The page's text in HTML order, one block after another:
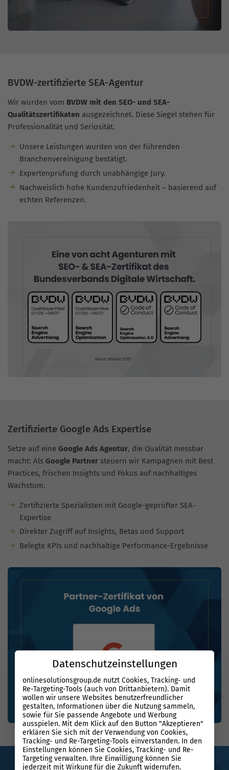
BVDW-zertifizierte SEA-Agentur
Wir wurden vom BVDW mit den SEO- und SEA-
Qualitätszertifikaten ausgezeichnet. Diese Siegel stehen für
Professionalität und Seriosität.
Unsere Leistungen wurden von der führenden
Branchenvereinigung bestätigt.
Expertenprüfung durch unabhängige Jury.
Nachweislich hohe Kundenzufriedenheit – basierend auf
echten Referenzen.
Zertifizierte Google Ads Expertise
Setze auf eine Google Ads Agentur, die Qualität messbar
macht: Als Google Partner steuern wir Kampagnen mit Best
Practices, frischen Insights und Fokus auf nachhaltiges
Wachstum.
Zertifizierte Spezialisten mit Google-geprüfter SEA-
Expertise
Direkter Zugriff auf Insights, Betas und Support
Belegte KPIs und nachhaltige Performance-Ergebnisse
Unsere Google Ads Experten für Gera
Datenschutzeinstellungen
onlinesolutionsgroup.de nutzt Cookies, Tracking- und
Re-Targeting-Tools (auch von Drittanbietern). Damit
wollen wir unsere Websites benutzerfreundlicher
gestalten, Informationen über die Nutzung sammeln,
sowie für Sie passende Angebote und Werbung
ausspielen. Mit dem Klick auf den Button "Akzeptieren"
erklären Sie sich mit der Verwendung von Cookies,
Tracking- und Re-Targeting-Tools einverstanden. In den
Einstellungen können Sie Cookies, Tracking- und Re-
Targeting verwalten. Ihre Einwilligung können Sie
jederzeit mit Wirkung für die Zukunft widerrufen.